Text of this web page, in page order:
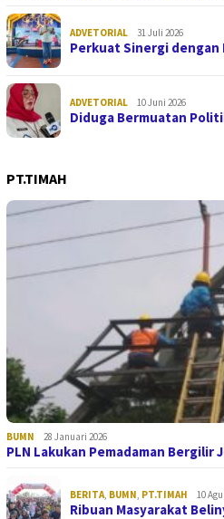
ADVETORIAL 31 Juli 2026
Perkuat Sinergi dengan
ADVETORIAL 10 Juni 2026
Diduga Bermuatan
PT.TIMAH
BUMN 28 Januari 2026
PLN Lakukan Pemadaman Bergilir
BERITA BUMN PT.TIMAH 10
Ribuan Masyarakat